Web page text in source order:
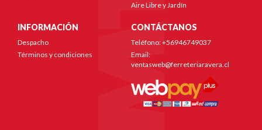
Aire Libre y Jardín
INFORMACIÓN
Despacho
Términos y condiciones
CONTÁCTANOS
Teléfono: +56946749037
Email:
ventasweb@ferreteriaravera.cl